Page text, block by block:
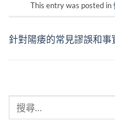
This entry was posted in
針對陽痿的常見謬誤和事